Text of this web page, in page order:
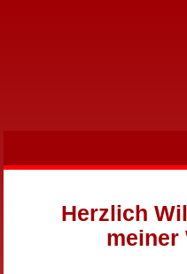
Herzlich
meiner